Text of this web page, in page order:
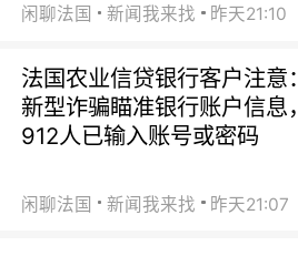
闲聊法国 新闻我来找 昨天21:10
法国农业信贷银行客户注意：
新型诈骗瞄准银行账户信息，
912人已输入账号或密码
闲聊法国 新闻我来找 昨天21:07